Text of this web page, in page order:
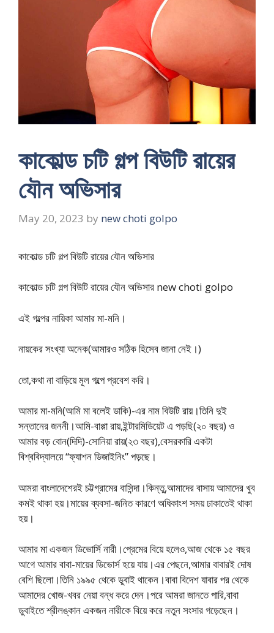
কাকোল্ড চটি গল্প বিউটি রায়ের
যৌন অভিসার
May 20, 2023 by new choti golpo
কাকোল্ড চটি গল্প বিউটি রায়ের যৌন অভিসার
কাকোল্ড চটি গল্প বিউটি রায়ের যৌন অভিসার new choti golpo
এই গল্পের নায়িকা আমার মা-মনি।
নায়কের সংখ্যা অনেক(আমারও সঠিক হিসেব জানা নেই।)
তো,কথা না বাড়িয়ে মূল গল্পে প্রবেশ করি।
আমার মা-মনি(আমি মা বলেই ডাকি)-এর নাম বিউটি রায়।তিনি দুই
সন্তানের জননী।আমি-বাপ্পা রায়,ইন্টারমিডিয়েট এ পড়ছি(২০ বছর) ও
আমার বড় বোন(দিদি)-সোনিয়া রায়(২৩ বছর),বেসরকারি একটা
বিশ্ববিদ্যালয়ে “ফ্যাশন ডিজাইনিং” পড়ছে।
আমরা বাংলাদেশেরই চট্টগ্রামের বাসিন্দা।কিন্তু,আমাদের বাসায় আমাদের খুব
কমই থাকা হয়।মায়ের ব্যবসা-জনিত কারণে অধিকাংশ সময় ঢাকাতেই থাকা
হয়।
আমার মা একজন ডিভোর্সি নারী।প্রেমের বিয়ে হলেও,আজ থেকে ১৫ বছর
আগে আমার বাবা-মায়ের ডিভোর্স হয়ে যায়।এর পেছনে,আমার বাবারই দোষ
বেশি ছিলো।তিনি ১৯৯৫ থেকে ডুবাই থাকেন।বাবা বিদেশ যাবার পর থেকে
আমাদের খোজ-খবর নেয়া বন্ধ করে দেন।পরে আমরা জানতে পারি,বাবা
ডুবাইতে শ্রীলঙ্কান একজন নারীকে বিয়ে করে নতুন সংসার গড়েছেন।